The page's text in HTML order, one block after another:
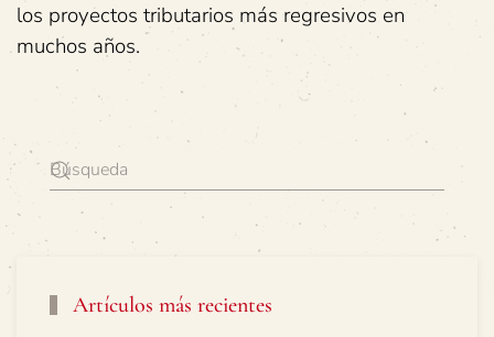
los proyectos tributarios más regresivos en
muchos años.
Artículos más recientes